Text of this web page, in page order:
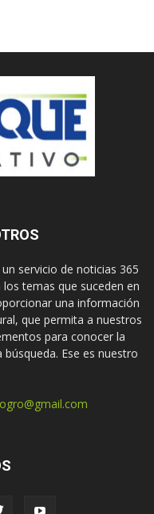
servicio de noticias 365
temas que suceden en
una información
que permita a nuestros
para conocer la
Ese es nuestro